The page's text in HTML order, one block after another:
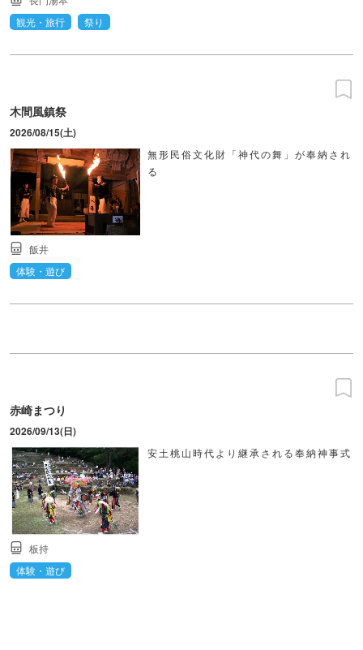
観光・旅行
祭り
木間風鎮祭
2026/08/15(土)
無形民俗文化財「神代の舞」が奉納され
る
飯井
体験・遊び
赤崎まつり
2026/09/13(日)
安土桃山時代より継承される奉納神事式
板持
体験・遊び